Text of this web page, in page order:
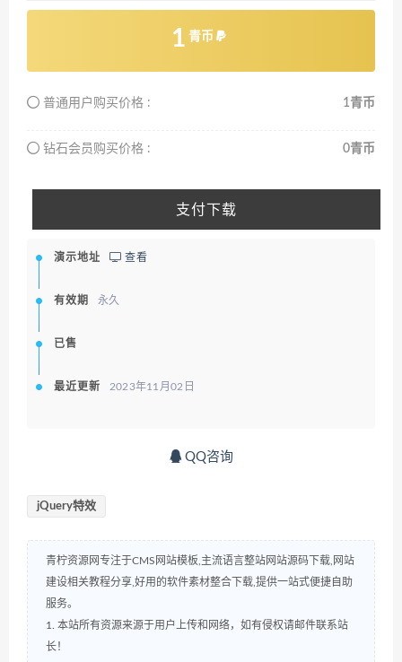
1 青币
普通用户购买价格 : 1青币
钻石会员购买价格 : 0青币
支付下载
演示地址 查看
有效期 永久
已售
最近更新 2023年11月02日
QQ咨询
jQuery特效
青柠资源网专注于CMS网站模板,主流语言整站网站源码下载,网站
建设相关教程分享,好用的软件素材整合下载,提供一站式便捷自助
服务。
1. 本站所有资源来源于用户上传和网络，如有侵权请邮件联系站
长！